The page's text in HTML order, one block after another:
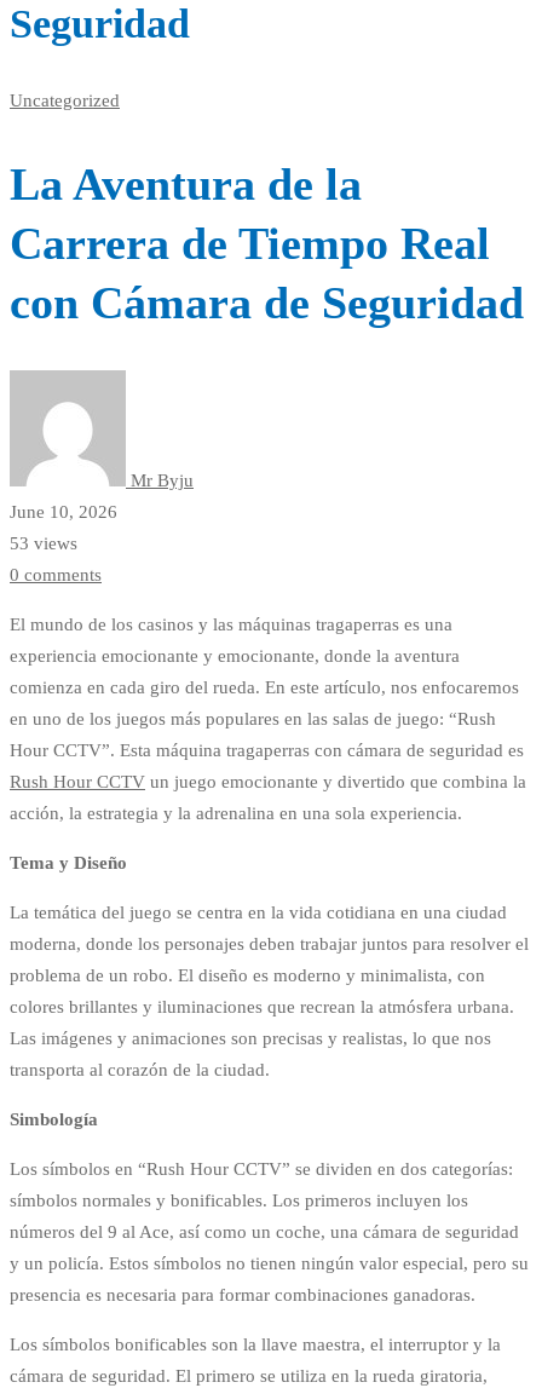
Seguridad
Uncategorized
La Aventura de la
Carrera de Tiempo Real
con Cámara de Seguridad
Mr Byju
June 10, 2026
53 views
0 comments
El mundo de los casinos y las máquinas tragaperras es una
experiencia emocionante y emocionante, donde la aventura
comienza en cada giro del rueda. En este artículo, nos enfocaremos
en uno de los juegos más populares en las salas de juego: “Rush
Hour CCTV”. Esta máquina tragaperras con cámara de seguridad es
Rush Hour CCTV un juego emocionante y divertido que combina la
acción, la estrategia y la adrenalina en una sola experiencia.
Tema y Diseño
La temática del juego se centra en la vida cotidiana en una ciudad
moderna, donde los personajes deben trabajar juntos para resolver el
problema de un robo. El diseño es moderno y minimalista, con
colores brillantes y iluminaciones que recrean la atmósfera urbana.
Las imágenes y animaciones son precisas y realistas, lo que nos
transporta al corazón de la ciudad.
Simbología
Los símbolos en “Rush Hour CCTV” se dividen en dos categorías:
símbolos normales y bonificables. Los primeros incluyen los
números del 9 al Ace, así como un coche, una cámara de seguridad
y un policía. Estos símbolos no tienen ningún valor especial, pero su
presencia es necesaria para formar combinaciones ganadoras.
Los símbolos bonificables son la llave maestra, el interruptor y la
cámara de seguridad. El primero se utiliza en la rueda giratoria,